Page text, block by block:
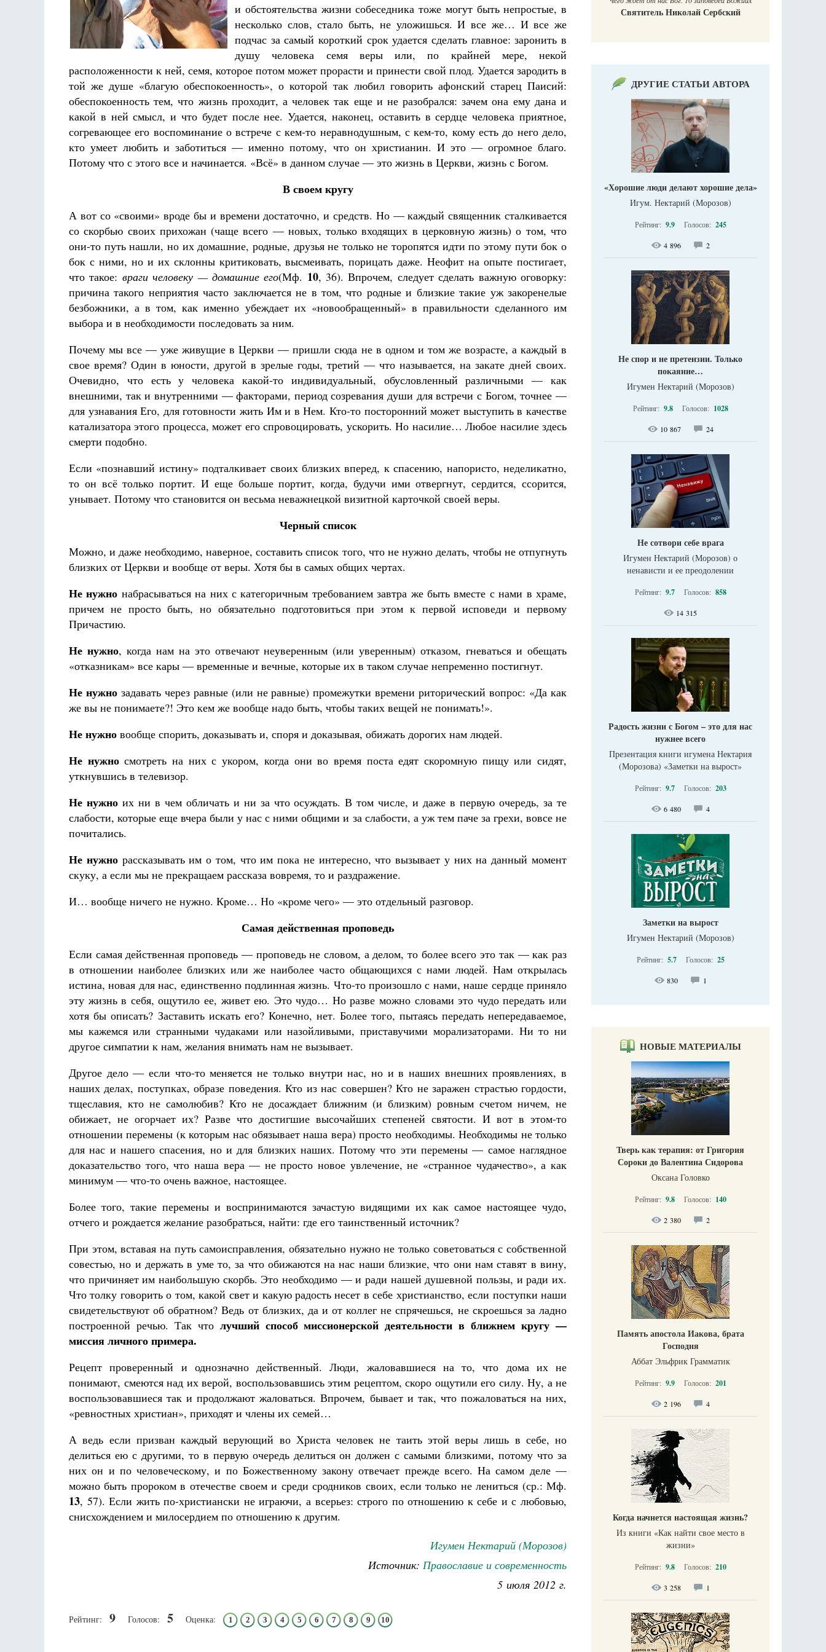
и обстоятельства жизни собеседника тоже могут быть непростые, в
несколько слов, стало быть, не уложишься. И все же… И все же
подчас за самый короткий срок удается сделать главное: заронить в
душу человека семя веры или, по крайней мере, некой
расположенности к ней, семя, которое потом может прорасти и принести свой плод. Удается зародить в
той же душе «благую обеспокоенность», о которой так любил говорить афонский старец Паисий:
обеспокоенность тем, что жизнь проходит, а человек так еще и не разобрался: зачем она ему дана и
какой в ней смысл, и что будет после нее. Удается, наконец, оставить в сердце человека приятное,
согревающее его воспоминание о встрече с кем-то неравнодушным, с кем-то, кому есть до него дело,
кто умеет любить и заботиться — именно потому, что он христианин. И это — огромное благо.
Потому что с этого все и начинается. «Всё» в данном случае — это жизнь в Церкви, жизнь с Богом.
В своем кругу
А вот со «своими» вроде бы и времени достаточно, и средств. Но — каждый священник сталкивается
со скорбью своих прихожан (чаще всего — новых, только входящих в церковную жизнь) о том, что
они-то путь нашли, но их домашние, родные, друзья не только не торопятся идти по этому пути бок о
бок с ними, но и их склонны критиковать, высмеивать, порицать даже. Неофит на опыте постигает,
что такое: враги человеку — домашние его(Мф. 10, 36). Впрочем, следует сделать важную оговорку:
причина такого неприятия часто заключается не в том, что родные и близкие такие уж закоренелые
безбожники, а в том, как именно убеждает их «новообращенный» в правильности сделанного им
выбора и в необходимости последовать за ним.
Почему мы все — уже живущие в Церкви — пришли сюда не в одном и том же возрасте, а каждый в
свое время? Один в юности, другой в зрелые годы, третий — что называется, на закате дней своих.
Очевидно, что есть у человека какой-то индивидуальный, обусловленный различными — как
внешними, так и внутренними — факторами, период созревания души для встречи с Богом, точнее —
для узнавания Его, для готовности жить Им и в Нем. Кто-то посторонний может выступить в качестве
катализатора этого процесса, может его спровоцировать, ускорить. Но насилие… Любое насилие здесь
смерти подобно.
Если «познавший истину» подталкивает своих близких вперед, к спасению, напористо, неделикатно,
то он всё только портит. И еще больше портит, когда, будучи ими отвергнут, сердится, ссорится,
унывает. Потому что становится он весьма неважнецкой визитной карточкой своей веры.
Черный список
Можно, и даже необходимо, наверное, составить список того, что не нужно делать, чтобы не отпугнуть
близких от Церкви и вообще от веры. Хотя бы в самых общих чертах.
Не нужно набрасываться на них с категоричным требованием завтра же быть вместе с нами в храме,
причем не просто быть, но обязательно подготовиться при этом к первой исповеди и первому
Причастию.
Не нужно, когда нам на это отвечают неуверенным (или уверенным) отказом, гневаться и обещать
«отказникам» все кары — временные и вечные, которые их в таком случае непременно постигнут.
Не нужнозадавать через равные (или не равные) промежутки времени риторический вопрос: «Да как
же вы не понимаете?! Это кем же вообще надо быть, чтобы таких вещей не понимать!».
Не нужно вообще спорить, доказывать и, споря и доказывая, обижать дорогих нам людей.
Не нужносмотреть на них с укором, когда они во время поста едят скоромную пищу или сидят,
уткнувшись в телевизор.
Не нужноих ни в чем обличать и ни за что осуждать. В том числе, и даже в первую очередь, за те
слабости, которые еще вчера были у нас с ними общими и за слабости, а уж тем паче за грехи, вовсе не
почитались.
Не нужнорассказывать им о том, что им пока не интересно, что вызывает у них на данный момент
скуку, а если мы не прекращаем рассказа вовремя, то и раздражение.
И… вообще ничего не нужно. Кроме… Но «кроме чего» — это отдельный разговор.
Самая действенная проповедь
Если самая действенная проповедь — проповедь не словом, а делом, то более всего это так — как раз
в отношении наиболее близких или же наиболее часто общающихся с нами людей. Нам открылась
истина, новая для нас, единственно подлинная жизнь. Что-то произошло с нами, наше сердце приняло
эту жизнь в себя, ощутило ее, живет ею. Это чудо… Но разве можно словами это чудо передать или
хотя бы описать? Заставить искать его? Конечно, нет. Более того, пытаясь передать непередаваемое,
мы кажемся или странными чудаками или назойливыми, приставучими морализаторами. Ни то ни
другое симпатии к нам, желания внимать нам не вызывает.
Другое дело — если что-то меняется не только внутри нас, но и в наших внешних проявлениях, в
наших делах, поступках, образе поведения. Кто из нас совершен? Кто не заражен страстью гордости,
тщеславия, кто не самолюбив? Кто не досаждает ближним (и близким) ровным счетом ничем, не
обижает, не огорчает их? Разве что достигшие высочайших степеней святости. И вот в этом-то
отношении перемены (к которым нас обязывает наша вера) просто необходимы. Необходимы не только
для нас и нашего спасения, но и для близких наших. Потому что эти перемены — самое наглядное
доказательство того, что наша вера — не просто новое увлечение, не «странное чудачество», а как
минимум — что-то очень важное, настоящее.
Более того, такие перемены и воспринимаются зачастую видящими их как самое настоящее чудо,
отчего и рождается желание разобраться, найти: где его таинственный источник?
При этом, вставая на путь самоисправления, обязательно нужно не только советоваться с собственной
совестью, но и держать в уме то, за что обижаются на нас наши близкие, что они нам ставят в вину,
что причиняет им наибольшую скорбь. Это необходимо — и ради нашей душевной пользы, и ради их.
Что толку говорить о том, какой свет и какую радость несет в себе христианство, если поступки наши
свидетельствуют об обратном? Ведь от близких, да и от коллег не спрячешься, не скроешься за ладно
построенной речью. Так что лучший способ миссионерской деятельности в ближнем кругу —
миссия личного примера.
Рецепт проверенный и однозначно действенный. Люди, жаловавшиеся на то, что дома их не
понимают, смеются над их верой, воспользовавшись этим рецептом, скоро ощутили его силу. Ну, а не
воспользовавшиеся так и продолжают жаловаться. Впрочем, бывает и так, что пожаловаться на них,
«ревностных христиан», приходят и члены их семей…
А ведь если призван каждый верующий во Христа человек не таить этой веры лишь в себе, но
делиться ею с другими, то в первую очередь делиться он должен с самыми близкими, потому что за
них он и по человеческому, и по Божественному закону отвечает прежде всего. На самом деле —
можно быть пророком в отечестве своем и среди сродников своих, если только не лениться (ср.: Мф.
13, 57). Если жить по-христиански не играючи, а всерьез: строго по отношению к себе и с любовью,
сни­схождением и милосердием по отношению к другим.
Игумен Нектарий (Морозов)
Источник: Православие и современность
5 июля 2012 г.
Рейтинг: 9 Голосов: 5 Оценка: 1 2 3 4 5 6 7 8 9 10
Святитель Николай Сербский
ДРУГИЕ СТАТЬИ АВТОРА
«Хорошие люди делают хорошие дела»
Игум. Нектарий (Морозов)
Рейтинг: 9.9 Голосов: 245
4 896 2
Не спор и не претензии. Только
покаяние…
Игумен Нектарий (Морозов)
Рейтинг: 9.8 Голосов: 1028
10 867 24
Не сотвори себе врага
Игумен Нектарий (Морозов) о
ненависти и ее преодолении
Рейтинг: 9.7 Голосов: 858
14 315
Радость жизни с Богом – это для нас
нужнее всего
Презентация книги игумена Нектария
(Морозова) «Заметки на вырост»
Рейтинг: 9.7 Голосов: 203
6 480 4
Заметки на вырост
Игумен Нектарий (Морозов)
Рейтинг: 5.7 Голосов: 25
830 1
НОВЫЕ МАТЕРИАЛЫ
Тверь как терапия: от Григория
Сороки до Валентина Сидорова
Оксана Головко
Рейтинг: 9.8 Голосов: 140
2 380 2
Память апостола Иакова, брата
Господня
Аббат Эльфрик Грамматик
Рейтинг: 9.9 Голосов: 201
2 196 4
Когда начнется настоящая жизнь?
Из книги «Как найти свое место в
жизни​»
Рейтинг: 9.8 Голосов: 210
3 258 1